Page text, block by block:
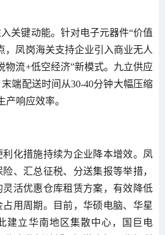
关键动能。针对电子元器件“价值
，凤岗海关支持企业引入商业无人
物流+低空经济”新模式。九立供应
端配送时间从30-40分钟大幅压缩
产响应效率。
化措施持续为企业降本增效。凤
、汇总征税、分送集报等举措，
活优惠仓库租赁方案，有效降低
用周期。目前，华硕电脑、华星
建立华南地区集散中心，国巨电